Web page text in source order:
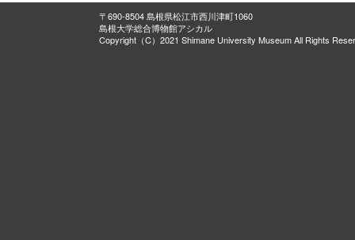
〒690-8504 島根県松江市西川津町1060
島根大学総合博物館アシカル
Copyright（C）2021 Shimane University Museum All Rights